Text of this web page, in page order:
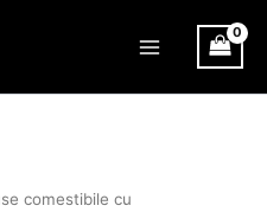
Menu
comestibile cu